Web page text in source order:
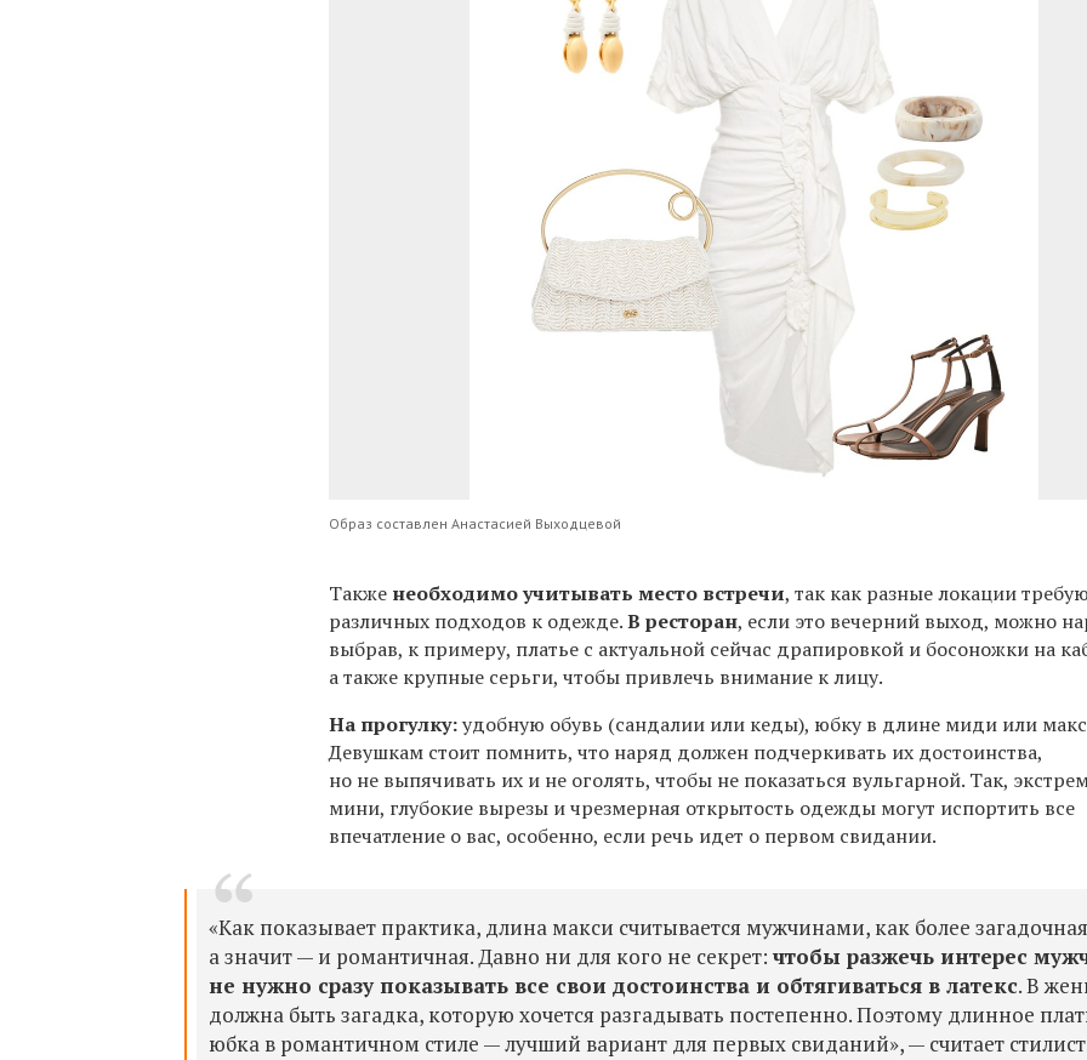
Образ составлен Анастасией Выходцевой
Также необходимо учитывать место встречи, так как разные локации
различных подходов к одежде.В ресторан, если это вечерний выход, можно
выбрав, к примеру, платье с актуальной сейчас драпировкой и босоножки на
а также крупные серьги, чтобы привлечь внимание к лицу.
На прогулку:удобную обувь (сандалии или кеды), юбку в длине миди или
Девушкам стоит помнить, что наряд должен подчеркивать их достоинства,
но не выпячивать их и не оголять, чтобы не показаться вульгарной. Так,
мини, глубокие вырезы и чрезмерная открытость одежды могут испортить все
впечатление о вас, особенно, если речь идет о первом свидании.
«Как показывает практика, длина макси считывается мужчинами, как более
а значит — и романтичная. Давно ни для кого не секрет:чтобы разжечь интерес
не нужно сразу показывать все свои достоинства и обтягиваться в латекс. В
должна быть загадка, которую хочется разгадывать постепенно. Поэтому длинное
юбка в романтичном стиле — лучший вариант для первых свиданий», — считает